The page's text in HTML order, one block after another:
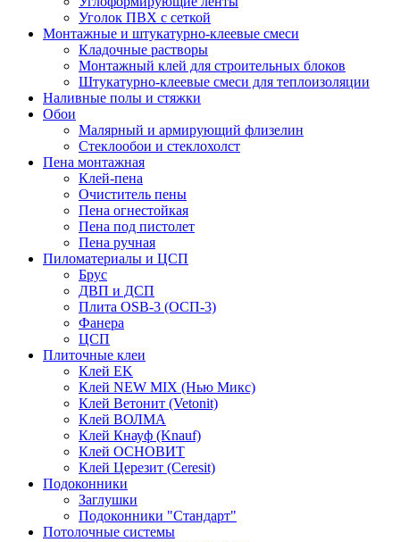
Уголок ПВХ с сеткой
Монтажные и штукатурно-клеевые смеси
Кладочные растворы
Монтажный клей для строительных блоков
Штукатурно-клеевые смеси для теплоизоляции
Наливные полы и стяжки
Обои
Малярный и армирующий флизелин
Стеклообои и стеклохолст
Пена монтажная
Клей-пена
Очиститель пены
Пена огнестойкая
Пена под пистолет
Пена ручная
Пиломатериалы и ЦСП
Брус
ДВП и ДСП
Плита OSB-3 (ОСП-3)
Фанера
ЦСП
Плиточные клеи
Клей EK
Клей NEW MIX (Нью Микс)
Клей Ветонит (Vetonit)
Клей ВОЛМА
Клей Кнауф (Knauf)
Клей ОСНОВИТ
Клей Церезит (Ceresit)
Подоконники
Заглушки
Подоконники "Стандарт"
Потолочные системы